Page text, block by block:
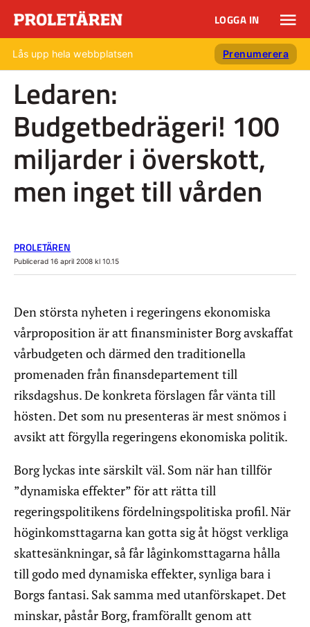
LOGGA IN
Lås upp hela webbplatsen Prenumerera
Ledaren:
Budgetbedrägeri! 100
miljarder i överskott,
men inget till vården
PROLETÄREN
Publicerad 16 april 2008 kl 10.15
Den största nyheten i regeringens ekonomiska
vårproposition är att finansminister Borg avskaffat
vårbudgeten och därmed den traditionella
promenaden från finansdepartement till
riksdagshus. De konkreta förslagen får vänta till
hösten. Det som nu presenteras är mest snömos i
avsikt att förgylla regeringens ekonomiska politik.
Borg lyckas inte särskilt väl. Som när han tillför
”dynamiska effekter” för att rätta till
regeringspolitikens fördelningspolitiska profil. När
höginkomsttagarna kan gotta sig åt högst verkliga
skattesänkningar, så får låginkomsttagarna hålla
till godo med dynamiska effekter, synliga bara i
Borgs fantasi. Sak samma med utanförskapet. Det
minskar, påstår Borg, framförallt genom att